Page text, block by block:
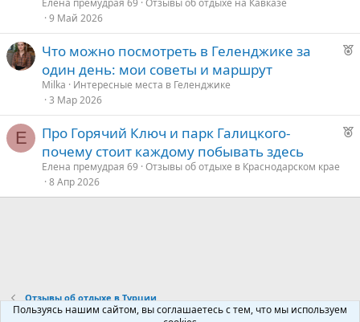
е
н
9 Май 2026
Р
е
е
Что можно посмотреть в Геленджике за
один день: мои советы и маршрут
Milka
Интересные места в Геленджике
3 Мар 2026
Е
Р
Про Горячий Ключ и парк Галицкого-
почему стоит каждому побывать здесь
Елена премудрая 69 Отзывы об отдыхе в Краснодарском крае
8 Апр 2026
Отзывы об отдыхе в Турции
Пользуясь нашим сайтом, вы соглашаетесь с тем, что мы используем